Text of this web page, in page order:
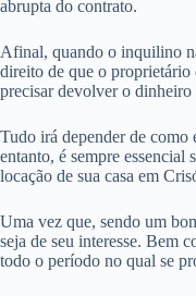
abrupta do contrato.
Afinal, quando o inquilino
direito de que o
precisar devolver o dinheiro
Tudo irá depender de como
entanto, é sempre essencial
locação de sua casa em
Uma vez que, sendo um
seja de seu interesse. Bem
todo o período no qual se